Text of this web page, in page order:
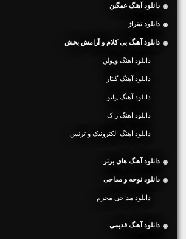
دانلود آهنگ غمگین
دانلود تیتراژ
دانلود آهنگ بی کلام و آرامش بخش
دانلود آهنگ ویولن
دانلود آهنگ گیتار
دانلود آهنگ پیانو
دانلود آهنگ راک
دانلود آهنگ الکترونیک و ترنس
دانلود آهنگ های برتر
دانلود نوحه و مداحی
دانلود مداحی محرم
دانلود آهنگ قدیمی